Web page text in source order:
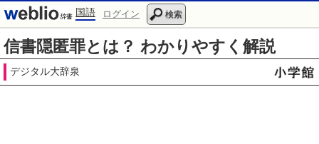
国語 ログイン 検索
信書隠匿罪とは？ わかりやすく解説
デジタル大辞泉